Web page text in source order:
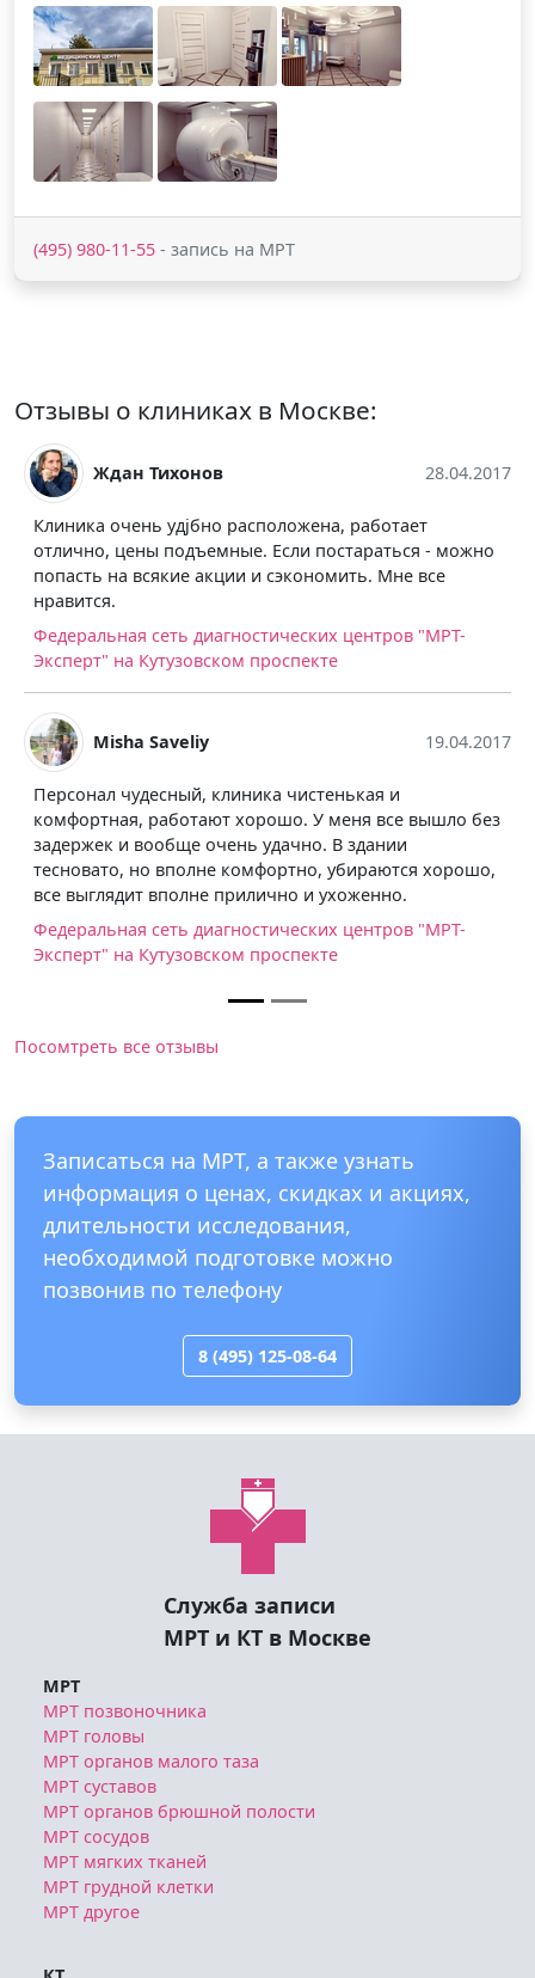
(495) 980-11-55 - запись на МРТ
Отзывы о клиниках в Москве:
Ждан Тихонов 28.04.2017
Клиника очень удjбно расположена, работает
отлично, цены подъемные. Если постараться - можно
попасть на всякие акции и сэкономить. Мне все
нравится.
Федеральная сеть диагностических центров "МРТ-
Эксперт" на Кутузовском проспекте
Misha Saveliy 19.04.2017
Персонал чудесный, клиника чистенькая и
комфортная, работают хорошо. У меня все вышло без
задержек и вообще очень удачно. В здании
тесновато, но вполне комфортно, убираются хорошо,
все выглядит вполне прилично и ухоженно.
Федеральная сеть диагностических центров "МРТ-
Эксперт" на Кутузовском проспекте
Посомтреть все отзывы
Записаться на МРТ, а также узнать
информация о ценах, скидках и акциях,
длительности исследования,
необходимой подготовке можно
позвонив по телефону
8 (495) 125-08-64
МРТ и КТ в Москве
МРТ
МРТ позвоночника
МРТ головы
МРТ органов малого таза
МРТ суставов
МРТ органов брюшной полости
МРТ сосудов